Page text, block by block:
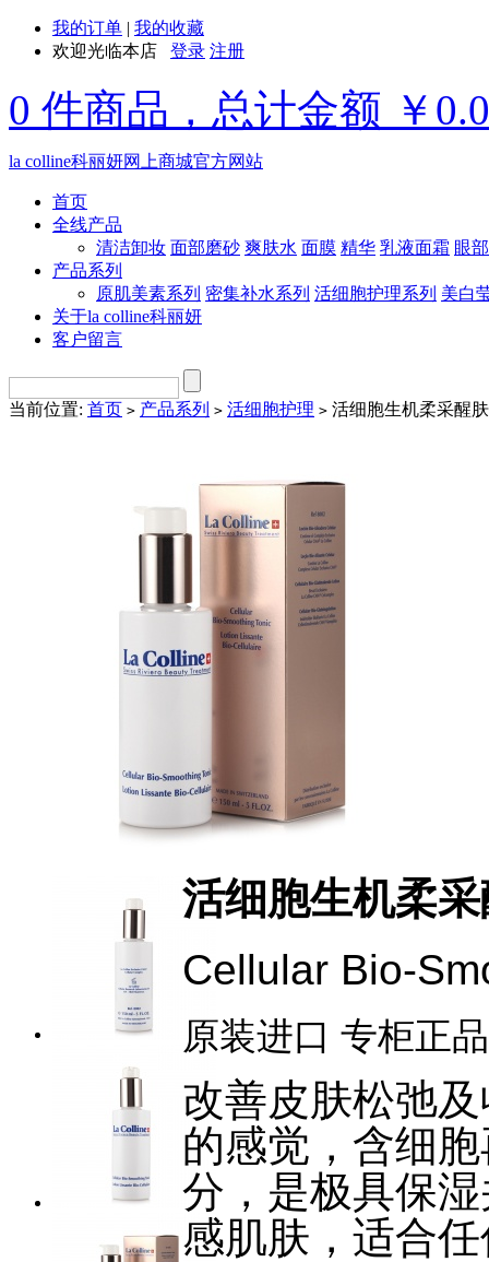
我的订单 | 我的收藏
欢迎光临本店 登录 注册
0 件商品，总计金额 ￥
la colline科丽妍网上商城官方网站
首页
全线产品
清洁卸妆 面部磨砂 爽肤水 面膜 精华 乳液面霜 眼
产品系列
原肌美素系列 密集补水系列 活细胞护理系列 美白
关于la colline科丽妍
客户留言
当前位置: 首页 > 产品系列 > 活细胞护理 > 活细胞生机柔采醒
活细胞生机柔
Cellular Bio-
原装进口 专柜正品
改善皮肤松弛
的感觉，含细
分，是极具保
感肌肤，适合